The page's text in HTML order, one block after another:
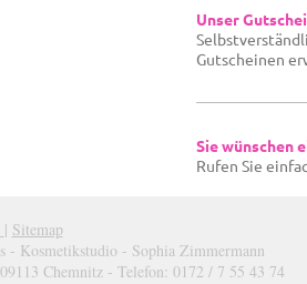
Unser
Gutscheinen
Sie wünschen
Rufen Sie
| Sitemap
- Kosmetikstudio - Sophia Zimmermann
Chemnitz - Telefon: 0172 / 7 55 43 74